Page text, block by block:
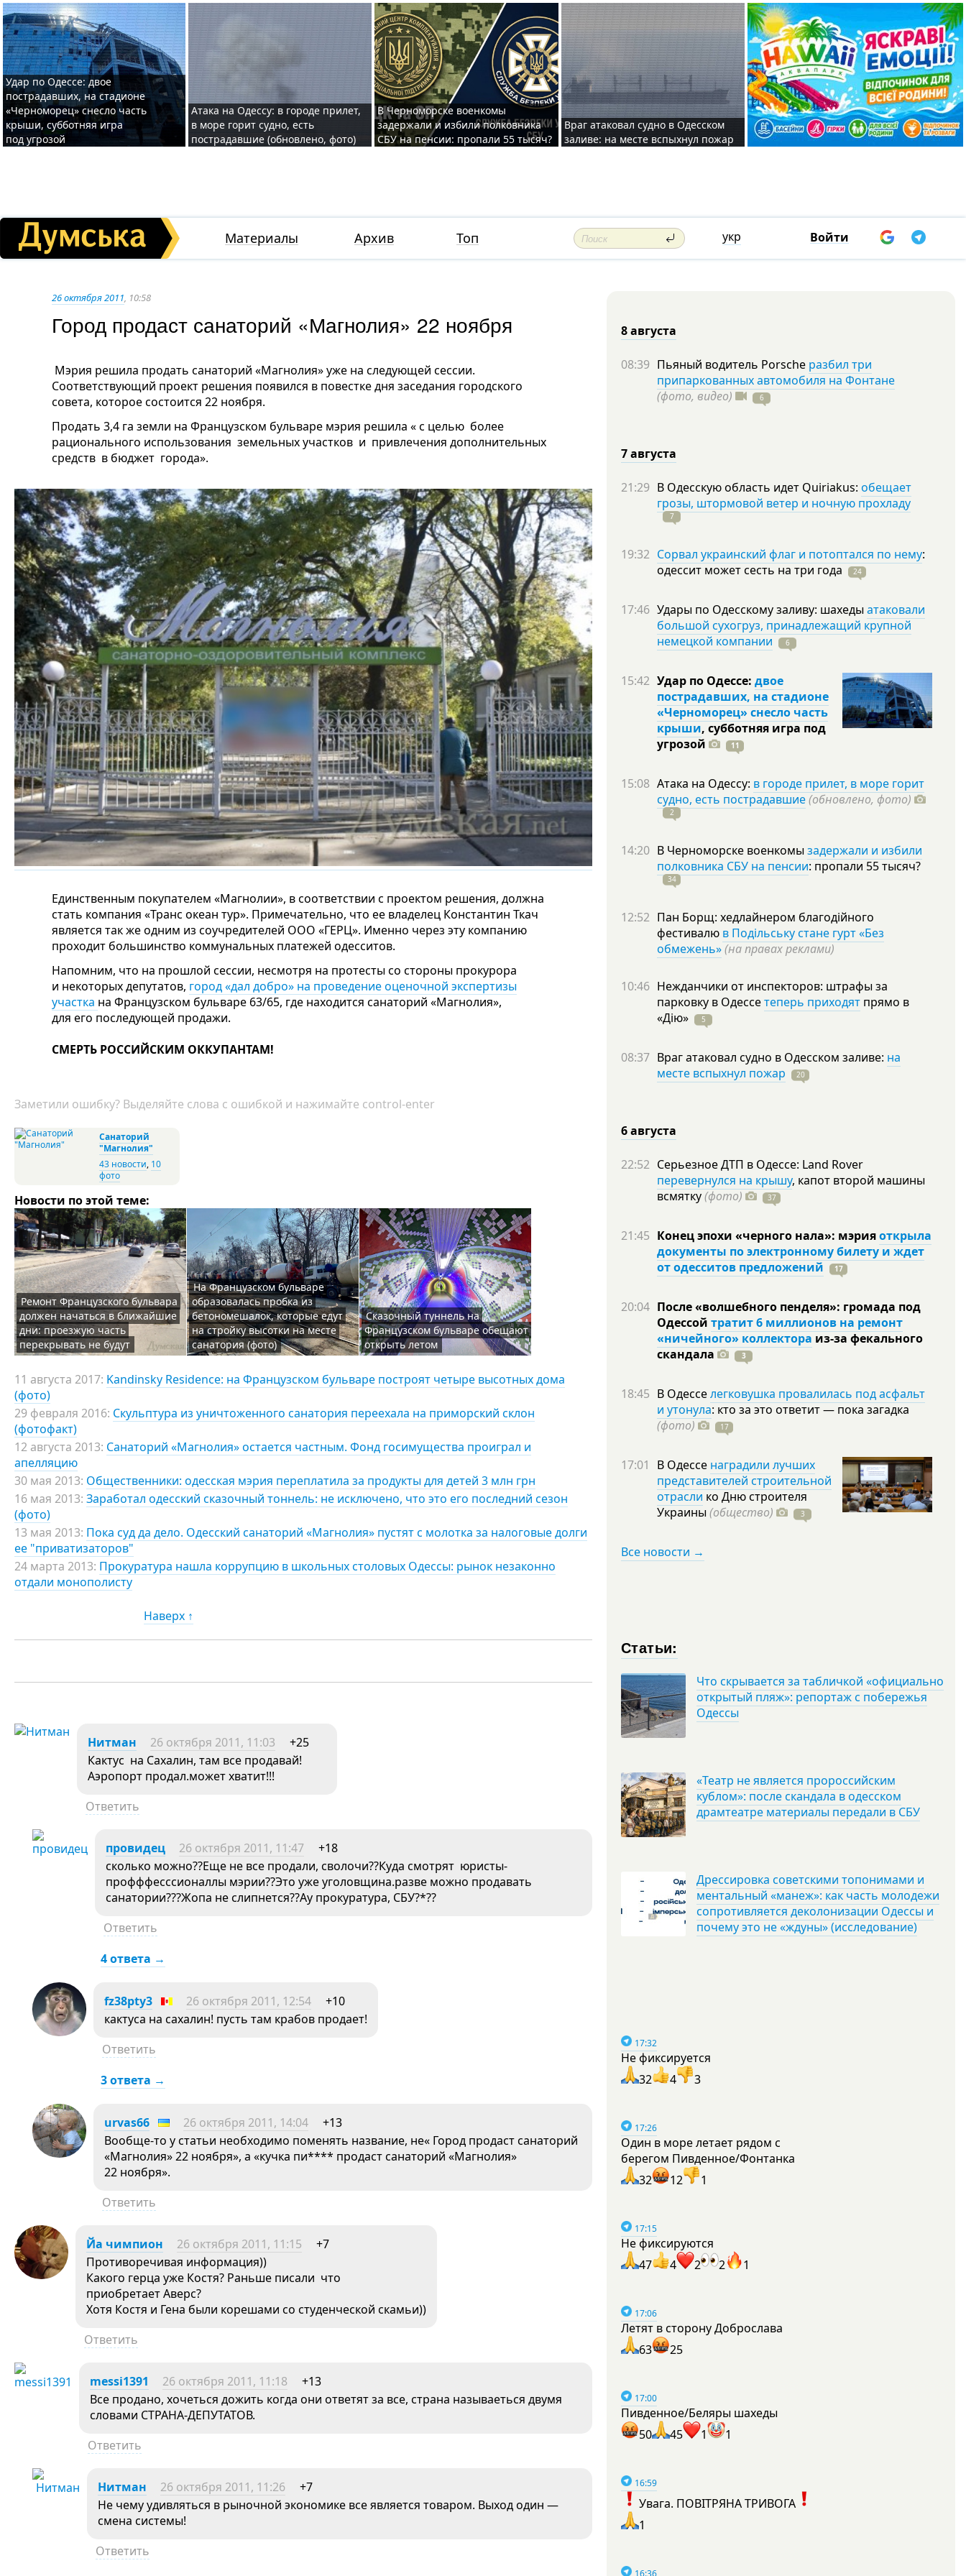
Удар по Одессе: двое
пострадавших, на стадионе
«Черноморец» снесло часть
крыши, субботняя игра
под угрозой
Атака на Одессу: в городе прилет,
в море горит судно, есть
пострадавшие (обновлено, фото)
В Черноморске военкомы
задержали и избили полковника
СБУ на пенсии: пропали 55 тысяч?
Враг атаковал судно в Одесском
заливе: на месте вспыхнул пожар
Материалы Архив Топ укр Войти
26 октября 2011, 10:58
Город продаст санаторий «Магнолия» 22 ноября
Мэрия решила продать санаторий «Магнолия» уже на следующей сессии.
Соответствующий проект решения появился в повестке дня заседания городского
совета, которое состоится 22 ноября.
Продать 3,4 га земли на Французском бульваре мэрия решила « с целью более
рационального использования земельных участков и привлечения дополнительных
средств в бюджет города».
Единственным покупателем «Магнолии», в соответствии с проектом решения, должна
стать компания «Транс океан тур». Примечательно, что ее владелец Константин Ткач
является так же одним из соучредителей ООО «ГЕРЦ». Именно через эту компанию
проходит большинство коммунальных платежей одесситов.
Напомним, что на прошлой сессии, несмотря на протесты со стороны прокурора
и некоторых депутатов, город «дал добро» на проведение оценочной экспертизы
участка на Французском бульваре 63/65, где находится санаторий «Магнолия»,
для его последующей продажи.
СМЕРТЬ РОССИЙСКИМ ОККУПАНТАМ!
Заметили ошибку? Выделяйте слова с ошибкой и нажимайте control-enter
Санаторий
"Магнолия"
43 новости, 10
фото
Новости по этой теме:
Ремонт Французского бульвара
должен начаться в ближайшие
дни: проезжую часть
перекрывать не будут
На Французском бульваре
образовалась пробка из
бетономешалок, которые едут
на стройку высотки на месте
санатория (фото)
Сказочный туннель на
Французском бульваре обещают
открыть летом
11 августа 2017: Kandinsky Residence: на Французском бульваре построят четыре высотных дома
(фото)
29 февраля 2016: Скульптура из уничтоженного санатория переехала на приморский склон
(фотофакт)
12 августа 2013: Санаторий «Магнолия» остается частным. Фонд госимущества проиграл и
апелляцию
30 мая 2013: Общественники: одесская мэрия переплатила за продукты для детей 3 млн грн
16 мая 2013: Заработал одесский сказочный тоннель: не исключено, что это его последний сезон
(фото)
13 мая 2013: Пока суд да дело. Одесский санаторий «Магнолия» пустят с молотка за налоговые долги
ее "приватизаторов"
24 марта 2013: Прокуратура нашла коррупцию в школьных столовых Одессы: рынок незаконно
отдали монополисту
Наверх ↑
Нитман 26 октября 2011, 11:03
+25
Кактус на Сахалин, там все продавай!
Аэропорт продал.может хватит!!!
Ответить
провидец 26 октября 2011, 11:47
+18
сколько можно??Еще не все продали, сволочи??Куда смотрят юристы-
профффесссионаллы мэрии??Это уже уголовщина.разве можно продавать
санатории???Жопа не слипнется??Ау прокуратура, СБУ?*??
Ответить
4 ответа →
fz38pty3 26 октября 2011, 12:54
+10
кактуса на сахалин! пусть там крабов продает!
Ответить
3 ответа →
urvas66 26 октября 2011, 14:04
+13
Вообще-то у статьи необходимо поменять название, не« Город продаст санаторий
«Магнолия» 22 ноября», а «кучка пи**** продаст санаторий «Магнолия»
22 ноября».
Ответить
Йа чимпион 26 октября 2011, 11:15
+7
Противоречивая информация))
Какого герца уже Костя? Раньше писали что
приобретает Аверс?
Хотя Костя и Гена были корешами со студенческой скамьи))
Ответить
messi1391 26 октября 2011, 11:18
+13
Все продано, хочеться дожить когда они ответят за все, страна называеться двумя
словами СТРАНА-ДЕПУТАТОВ.
Ответить
Нитман 26 октября 2011, 11:26
+7
Не чему удивляться в рыночной экономике все является товаром. Выход один —
смена системы!
Ответить
8 августа
08:39 Пьяный водитель Porsche разбил три
припаркованных автомобиля на Фонтане
(фото, видео)
6
7 августа
21:29 В Одесскую область идет Quiriakus: обещает
грозы, штормовой ветер и ночную прохладу
7
19:32 Сорвал украинский флаг и потоптался по нему:
одессит может сесть на три года 24
17:46 Удары по Одесскому заливу: шахеды атаковали
большой сухогруз, принадлежащий крупной
немецкой компании
6
15:42 Удар по Одессе: двое
пострадавших, на стадионе
«Черноморец» снесло часть
крыши, субботняя игра под
угрозой
11
15:08 Атака на Одессу: в городе прилет, в море горит
судно, есть пострадавшие(обновлено, фото)
2
14:20 В Черноморске военкомы задержали и избили
полковника СБУ на пенсии: пропали 55тысяч?
34
12:52 Пан Борщ: хедлайнером благодійного
фестивалю в Подільську стане гурт «Без
обмежень»(на правах реклами)
10:46 Нежданчики от инспекторов: штрафы за
парковку в Одессетеперь приходят прямо в
«Дію»
5
08:37 Враг атаковал судно в Одесском заливе: на
месте вспыхнул пожар
20
6 августа
22:52 Серьезное ДТП в Одессе: Land Rover
перевернулся на крышу, капот второй машины
всмятку(фото) 37
21:45 Конец эпохи «черного нала»: мэрияоткрыла
документы по электронному билету и ждет
от одесситов предложений
17
20:04 После «волшебного пенделя»: громада под
Одессой тратит 6 миллионов на ремонт
«ничейного» коллектора из-за фекального
скандала
3
18:45 В Одесселегковушка провалилась под асфальт
и утонула: кто за это ответит — пока загадка
(фото)
17
17:01 В Одессе наградили лучших
представителей строительной
отрасли ко Дню строителя
Украины (общество) 3
Все новости →
Статьи:
Что скрывается за табличкой «официально
открытый пляж»: репортаж с побережья
Одессы
«Театр не является пророссийским
кублом»: после скандала в одесском
драмтеатре материалы передали в СБУ
Дрессировка советскими топонимами и
ментальный «манеж»: как часть молодежи
сопротивляется деколонизации Одессы и
почему это не «ждуны» (исследование)
17:32
Не фиксируется
32
4 3
17:26
Один в море летает рядом с
берегом Пивденное/Фонтанка
32
12 1
17:15
Не фиксируются
47
4 2 2 1
17:06
Летят в сторону Доброслава
63
25
17:00
Пивденное/Беляры шахеды
50
45 1 1
16:59
Увага. ПОВІТРЯНА ТРИВОГА
1
16:36